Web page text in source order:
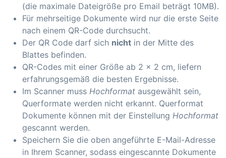
(die maximale Dateigröße pro Email beträgt 10MB).
Für mehrseitige Dokumente wird nur die erste Seite
nach einem QR-Code durchsucht.
Der QR Code darf sich nicht in der Mitte des
Blattes befinden.
QR-Codes mit einer Größe ab 2 x 2 cm, liefern
erfahrungsgemäß die besten Ergebnisse.
Im Scanner muss Hochformat ausgewählt sein,
Querformate werden nicht erkannt. Querformat
Dokumente können mit der Einstellung Hochformat
gescannt werden.
Speichern Sie die oben angeführte E-Mail-Adresse
in Ihrem Scanner, sodass eingescannte Dokumente